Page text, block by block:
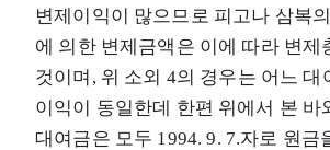
변제이익이 많으므로 피고나 삼복
에 의한 변제금액은 이에 따라 변제
것이며, 위 소외 4의 경우는 어느 대
이익이 동일한데 한편 위에서 본 바
대여금은 모두 1994. 9. 7.자로 원금